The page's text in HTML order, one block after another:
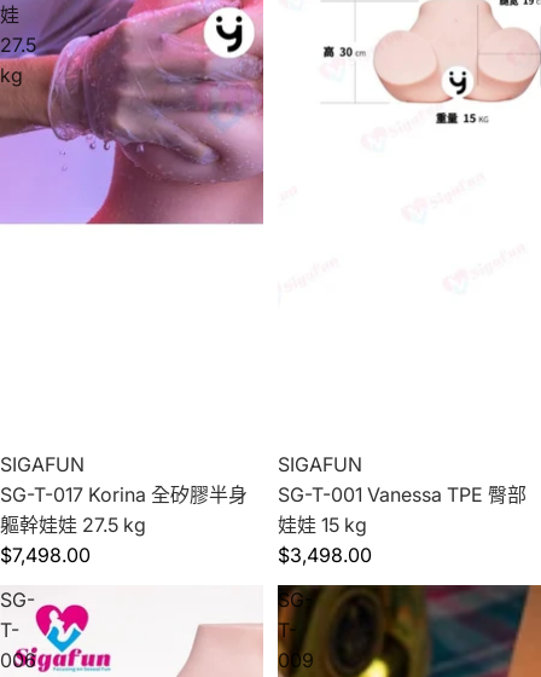
娃
27.5
kg
SIGAFUN
SG-T-017 Korina 全矽膠半身
軀幹娃娃 27.5 kg
$7,498.00
SIGAFUN
SG-T-001 Vanessa TPE 臀部
娃娃 15 kg
$3,498.00
SG-
T-
006
SG-
T-
009